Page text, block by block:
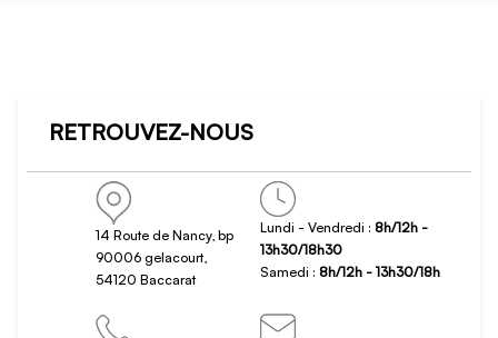
RETROUVEZ-NOUS
14 Route de Nancy, bp
90006 gelacourt,
54120 Baccarat
Lundi - Vendredi : 8h/12h -
13h30/18h30
Samedi : 8h/12h - 13h30/18h